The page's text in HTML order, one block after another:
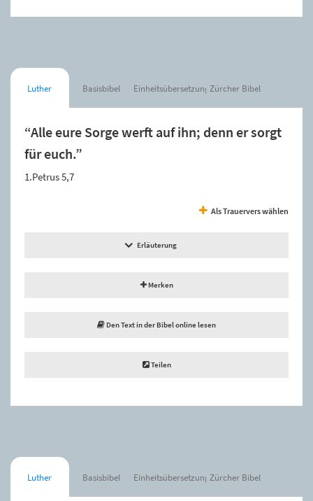
Luther Basisbibel Einheitsübersetzung Zürcher Bibel
“Alle eure Sorge werft auf ihn; denn er sorgt
für euch.”
1.Petrus 5,7
Als Trauervers wählen
Erläuterung
Merken
Den Text in der Bibel online lesen
Teilen
Luther Basisbibel Einheitsübersetzung Zürcher Bibel